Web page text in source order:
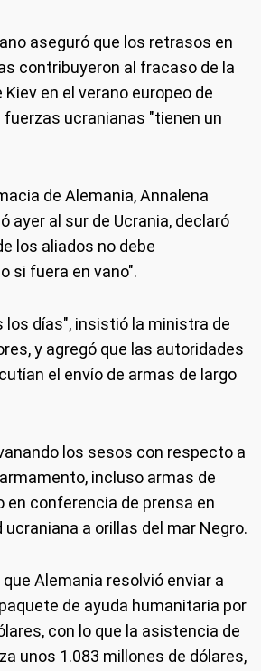
aseguró que los retrasos en
contribuyeron al fracaso de la
en el verano europeo de
fuerzas ucranianas "tienen un
de Alemania, Annalena
ayer al sur de Ucrania, declaró
los aliados no debe
si fuera en vano".
los días", insistió la ministra de
y agregó que las autoridades
el envío de armas de largo
los sesos con respecto a
incluso armas de
en conferencia de prensa en
ucraniana a orillas del mar Negro.
Alemania resolvió enviar a
de ayuda humanitaria por
con lo que la asistencia de
unos 1.083 millones de dólares,